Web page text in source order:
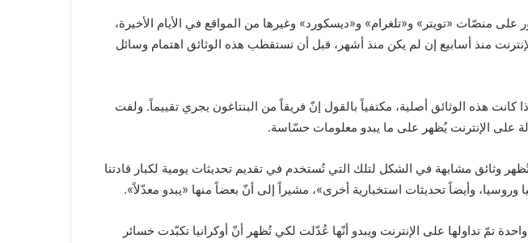
منصّات «تويتر» و«تلغرام» و«ديسكورد» وغيرها من المواقع في الأيام الأخيرة،
منذ أسابيع إن لم يكن منذ أشهر، قبل أن تستقطب هذه الوثائق اهتمام وسائل
كانت هذه الوثائق أصلية، مكتفياً بالقول إنّ فريقاً من البنتاغون يجري تقييماً. ولفت
على الإنترنت يُظهر على ما يبدو معلومات حسّاسة.
وثائق مشابهة في الشكل لتلك التي تُستخدم في تقديم تحديثات يومية لكبار قادتنا
وأيضاً تحديثات استخبارية أخرى»، مشيراً إلى أنّ بعضاً منها «يبدو معدّلاً».
تمّ تداولها على الإنترنت ويبدو أنّها عُدّلت لكي تُظهر أنّ أوكرانيا تكبّدت خسائر